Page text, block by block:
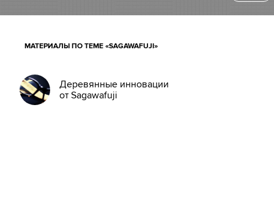
МАТЕРИАЛЫ ПО ТЕМЕ «SAGAWAFUJI»
Деревянные инновации
от Sagawafuji